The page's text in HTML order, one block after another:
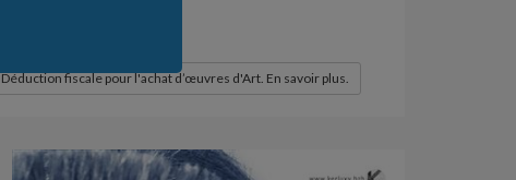
Déduction fiscale pour l'achat d’œuvres d'Art. En savoir plus.